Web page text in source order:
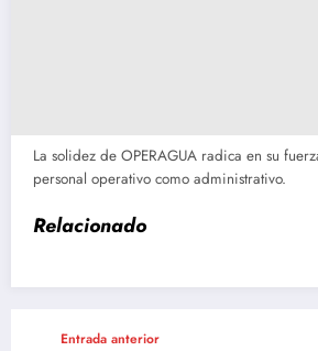
La solidez de OPERAGUA radica en su
personal operativo como administrativo.
Relacionado
Entrada anterior